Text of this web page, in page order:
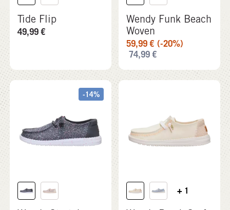
Tide Flip
49,99€
Wendy Funk Beach
Woven
59,99€ (-20%)
74,99€
-14%
+ 1